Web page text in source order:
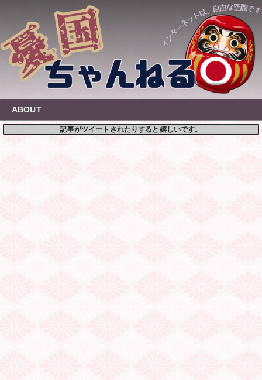
content
ABOUT
記事がツイートされたりすると嬉しいです。